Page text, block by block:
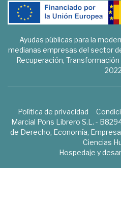
Ayudas públicas para la
medianas empresas del sector
Recuperación,
Política de privacidad
Marcial Pons Librero S.L. -
de Derecho, Economía,
Ciencias
Hospedaje y